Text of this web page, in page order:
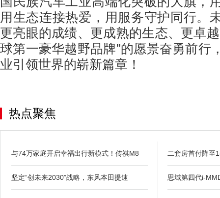
用生态连接热爱，用服务守护同行。
更亮眼的成绩、更成熟的生态、更卓
球第一豪华越野品牌”的愿景奋勇前行
业引领世界的崭新篇章！
热点聚焦
与74万家庭开启幸福出行新模式！传祺M8
坚定“创未来2030”战略，东风本田提速
二套房首付降至
思域第四代i-